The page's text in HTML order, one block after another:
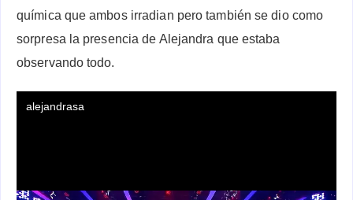
química que ambos irradian pero también se dio como
sorpresa la presencia de Alejandra que estaba
observando todo.